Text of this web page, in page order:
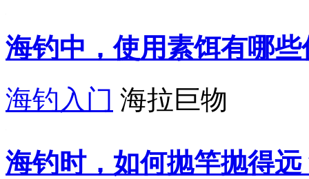
海钓中，使用素饵有哪
海钓入门 海拉巨物
海钓时，如何抛竿抛得远